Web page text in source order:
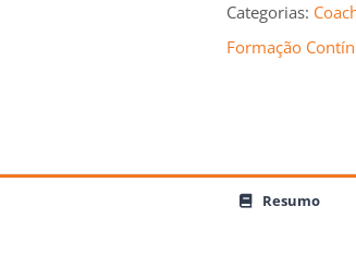
Categorias:
Formação
Resumo